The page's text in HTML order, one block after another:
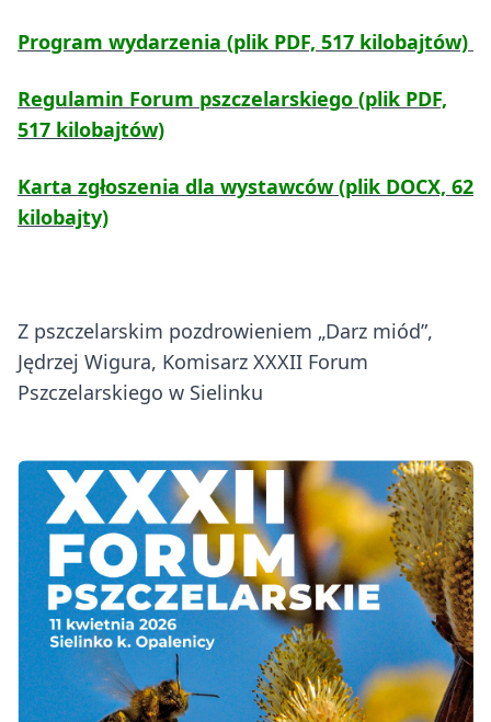
Program wydarzenia (plik PDF, 517 kilobajtów)
Regulamin Forum pszczelarskiego (plik PDF,
517 kilobajtów)
Karta zgłoszenia dla wystawców (plik DOCX, 62
kilobajty)
Z pszczelarskim pozdrowieniem „Darz miód”,
Jędrzej Wigura, Komisarz XXXII Forum
Pszczelarskiego w Sielinku